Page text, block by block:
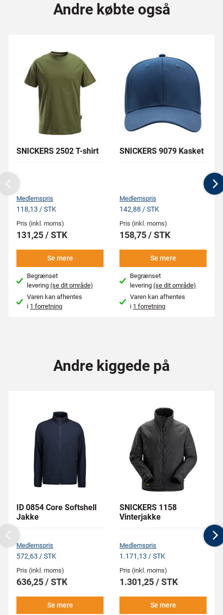
Andre købte også
SNICKERS 2502 T-shirt
Medlemspris
118,13 / STK
Pris (inkl. moms)
131,25 / STK
Se mere
Begrænset
levering(se dit område)
Varen kan afhentes
i 1 forretning
SNICKERS 9079 Kasket
Medlemspris
142,88 / STK
Pris (inkl. moms)
158,75 / STK
Se mere
Begrænset
levering(se dit område)
Varen kan afhentes
i 1 forretning
Previous
Andre kiggede på
ID 0854 Core Softshell
Jakke
Medlemspris
572,63 / STK
Pris (inkl. moms)
636,25 / STK
Se mere
SNICKERS 1158
Vinterjakke
Medlemspris
1.171,13 / STK
Pris (inkl. moms)
1.301,25 / STK
Se mere
Previous